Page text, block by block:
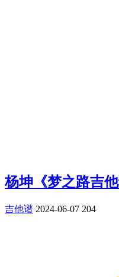
杨坤《梦之路吉
吉他谱 2024-06-07 204